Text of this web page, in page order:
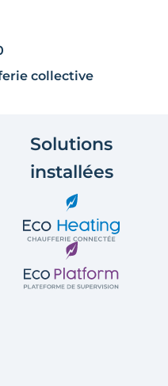
collective
Solutions
installées